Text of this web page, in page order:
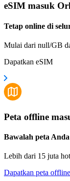
eSIM masuk
Tetap online di
Mulai dari null/GB
Dapatkan eSIM
Peta offline
Bawalah peta
Lebih dari 15 juta
Dapatkan peta offline